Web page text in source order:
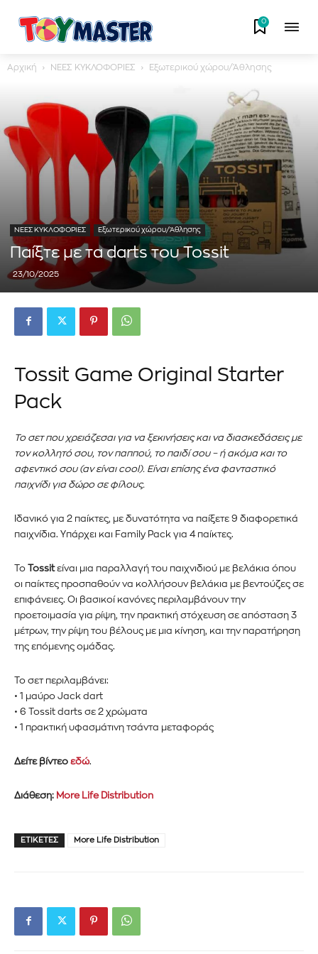
0
Αρχική ΝΕΕΣ ΚΥΚΛΟΦΟΡΙΕΣ Εξωτερικού χώρου/Άθλησης
ΝΕΕΣ ΚΥΚΛΟΦΟΡΙΕΣ Εξωτερικού χώρου/Άθλησης
Παίξτε με τα darts του Tossit
23/10/2025
Tossit Game Original Starter
Pack
Το σετ που χρειάζεσαι για να ξεκινήσεις και να διασκεδάσεις με
τον κολλητό σου, τον παππού, το παιδί σου – ή ακόμα και το
αφεντικό σου (αν είναι cool). Είναι επίσης ένα φανταστικό
παιχνίδι για δώρο σε φίλους.
Ιδανικό για 2 παίκτες, με δυνατότητα να παίξετε 9 διαφορετικά
παιχνίδια. Υπάρχει και Family Pack για 4 παίκτες.
Το Tossitείναι μια παραλλαγή του παιχνιδιού με βελάκια όπου
οι παίκτες προσπαθούν να κολλήσουν βελάκια με βεντούζες σε
επιφάνειες. Οι βασικοί κανόνες περιλαμβάνουν την
προετοιμασία για ρίψη, την πρακτική στόχευση σε απόσταση 3
μέτρων, την ρίψη του βέλους με μια κίνηση, και την παρατήρηση
της επόμενης ομάδας.
Το σετ περιλαμβάνει:
• 1 μαύρο Jack dart
• 6 Tossit darts σε 2 χρώματα
• 1 πρακτική υφασμάτινη τσάντα μεταφοράς
Δείτε βίντεο εδώ.
Διάθεση: More Life Distribution
ΕΤΙΚΈΤΕΣ More Life Distribution